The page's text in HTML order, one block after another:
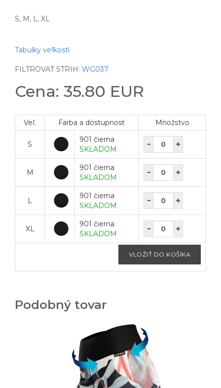
S, M, L, XL
Tabulky veľkostí
FILTROVAŤ STRIH: WG037
Cena: 35.80 EUR
Veľ. Farba a dostupnosť Množstvo
S
901 čierna
SKLADOM
M
901 čierna
SKLADOM
L
901 čierna
SKLADOM
XL
901 čierna
SKLADOM
Podobný tovar